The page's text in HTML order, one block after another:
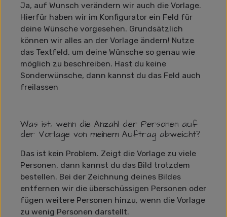
Ja, auf Wunsch verändern wir auch die Vorlage.
Hierfür haben wir im Konfigurator ein Feld für
deine Wünsche vorgesehen. Grundsätzlich
können wir alles an der Vorlage ändern! Nutze
das Textfeld, um deine Wünsche so genau wie
möglich zu beschreiben. Hast du keine
Sonderwünsche, dann kannst du das Feld auch
freilassen
Was ist, wenn die Anzahl der Personen auf
der Vorlage von meinem Auftrag abweicht?
Das ist kein Problem. Zeigt die Vorlage zu viele
Personen, dann kannst du das Bild trotzdem
bestellen. Bei der Zeichnung deines Bildes
entfernen wir die überschüssigen Personen oder
fügen weitere Personen hinzu, wenn die Vorlage
zu wenig Personen darstellt.